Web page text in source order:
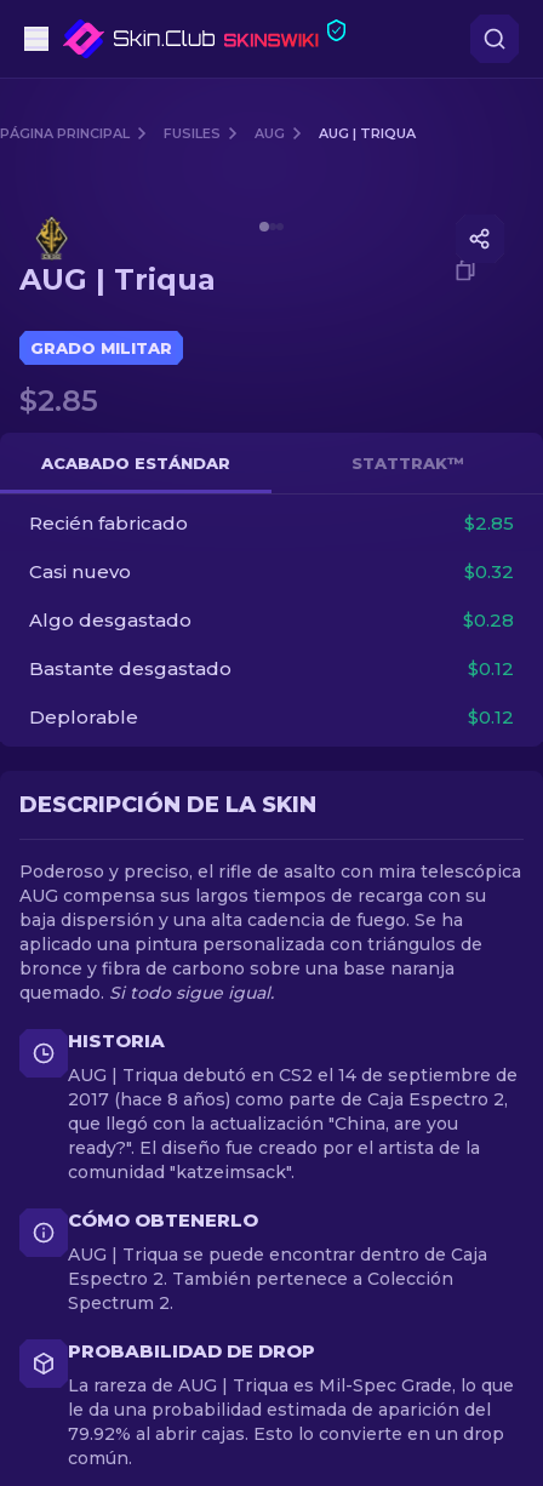
Fusiles de Francotirador
Cuchillos
Guantes
Cajas
Otro
PÁGINA PRINCIPAL FUSILES AUG AUG | TRIQUA
AUG | Triqua
GRADO MILITAR
$2.85
ACABADO ESTÁNDAR STATTRAK™
Recién fabricado $2.85
Casi nuevo $0.32
Algo desgastado $0.28
Bastante desgastado $0.12
Deplorable $0.12
DESCRIPCIÓN DE LA SKIN
Poderoso y preciso, el rifle de asalto con mira telescópica
AUG compensa sus largos tiempos de recarga con su
baja dispersión y una alta cadencia de fuego. Se ha
aplicado una pintura personalizada con triángulos de
bronce y fibra de carbono sobre una base naranja
quemado. Si todo sigue igual.
HISTORIA
AUG | Triqua debutó en CS2 el 14 de septiembre de
2017 (hace 8 años) como parte de Caja Espectro 2,
que llegó con la actualización "China, are you
ready?". El diseño fue creado por el artista de la
comunidad "katzeimsack".
CÓMO OBTENERLO
AUG | Triqua se puede encontrar dentro de Caja
Espectro 2. También pertenece a Colección
Spectrum 2.
PROBABILIDAD DE DROP
La rareza de AUG | Triqua es Mil-Spec Grade, lo que
le da una probabilidad estimada de aparición del
79.92% al abrir cajas. Esto lo convierte en un drop
común.